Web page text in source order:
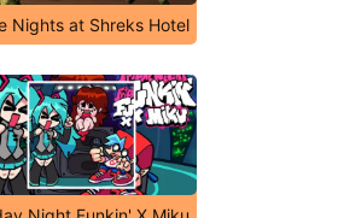
Nights at Shreks Hotel